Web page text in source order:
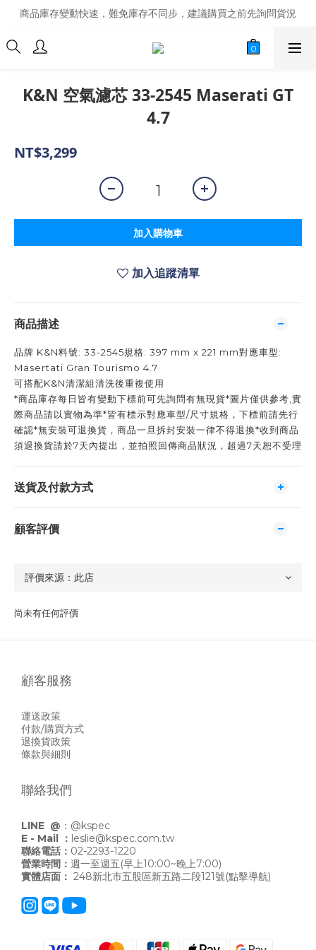
商品庫存變動快速，難免庫存不同步，建議購買之前先詢問貨況
商品庫存變動快速，難免庫存不同步，建議購買之前先詢問貨況
經營超過20年的改裝老字號，安全有保障
K&N 空氣濾芯 33-2545 Maserati GT
4.7
NT$3,299
加入購物車
加入追蹤清單
商品描述
品牌 K&N料號: 33-2545規格: 397 mm x 221 mm對應車型:
Masertati Gran Tourismo 4.7
可搭配K&N清潔組清洗後重複使用
*商品庫存每日皆有變動下標前可先詢問有無現貨*圖片僅供參考,實
際商品請以實物為準*皆有標示對應車型/尺寸規格，下標前請先行
確認*無安裝可退換貨，商品一旦拆封安裝一律不得退換*收到商品
須退換貨請於7天內提出，並拍照回傳商品狀況，超過7天恕不受理
送貨及付款方式
顧客評價
尚未有任何評價
顧客服務
運送政策
付款/購買方式
退換貨政策
條款與細則
聯絡我們
LINE @ ： @kspec
E - Mail ： leslie@kspec.com.tw
聯絡電話： 02-2293-1220
營業時間： 週一至週五(早上10:00~晚上7:00)
實體店面： 248新北市五股區新五路二段121號(點擊導航)